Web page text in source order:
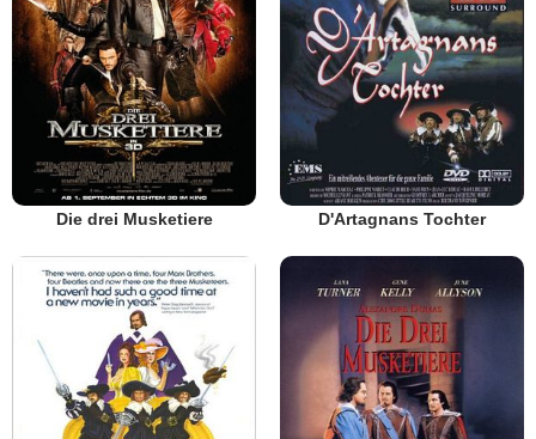
Die drei Musketiere D'Artagnans Tochter